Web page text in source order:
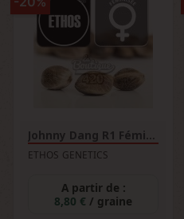
Johnny Dang R1 Féminisée
ETHOS GENETICS
A partir de :
8,80 € / graine